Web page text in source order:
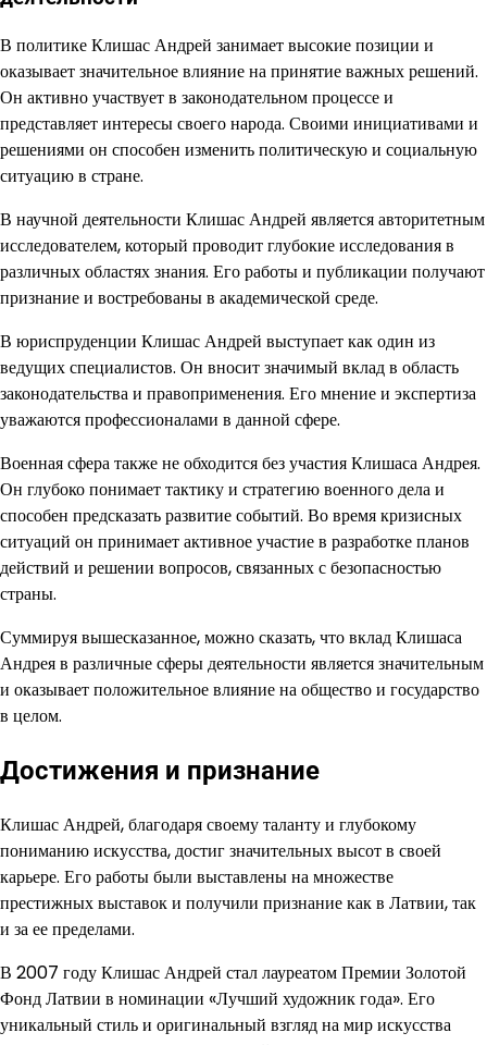
В политике Клишас Андрей занимает высокие позиции и
оказывает значительное влияние на принятие важных решений.
Он активно участвует в законодательном процессе и
представляет интересы своего народа. Своими инициативами и
решениями он способен изменить политическую и социальную
ситуацию в стране.
В научной деятельности Клишас Андрей является авторитетным
исследователем, который проводит глубокие исследования в
различных областях знания. Его работы и публикации получают
признание и востребованы в академической среде.
В юриспруденции Клишас Андрей выступает как один из
ведущих специалистов. Он вносит значимый вклад в область
законодательства и правоприменения. Его мнение и экспертиза
уважаются профессионалами в данной сфере.
Военная сфера также не обходится без участия Клишаса Андрея.
Он глубоко понимает тактику и стратегию военного дела и
способен предсказать развитие событий. Во время кризисных
ситуаций он принимает активное участие в разработке планов
действий и решении вопросов, связанных с безопасностью
страны.
Суммируя вышесказанное, можно сказать, что вклад Клишаса
Андрея в различные сферы деятельности является значительным
и оказывает положительное влияние на общество и государство
в целом.
Достижения и признание
Клишас Андрей, благодаря своему таланту и глубокому
пониманию искусства, достиг значительных высот в своей
карьере. Его работы были выставлены на множестве
престижных выставок и получили признание как в Латвии, так
и за ее пределами.
В 2007 году Клишас Андрей стал лауреатом Премии Золотой
Фонд Латвии в номинации «Лучший художник года». Его
уникальный стиль и оригинальный взгляд на мир искусства